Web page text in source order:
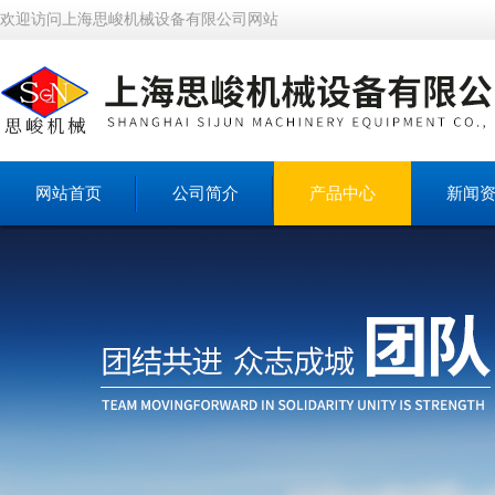
欢迎访问上海思峻机械设备有限公司网站
网站首页 公司简介 产品中心 新闻